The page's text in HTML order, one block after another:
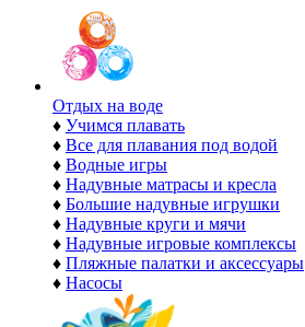
Отдых на воде
♦ Учимся плавать
♦ Все для плавания под водой
♦ Водные игры
♦ Надувные матрасы и кресла
♦ Большие надувные игрушки
♦ Надувные круги и мячи
♦ Надувные игровые комплексы
♦ Пляжные палатки и аксессуары
♦ Насосы